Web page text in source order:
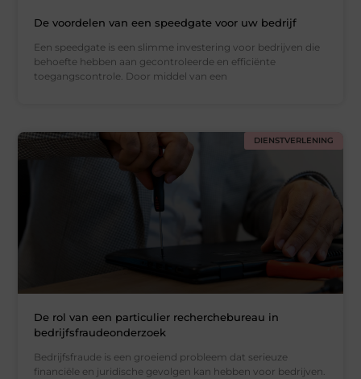
De voordelen van een speedgate voor uw bedrijf
Een speedgate is een slimme investering voor bedrijven die
behoefte hebben aan gecontroleerde en efficiënte
toegangscontrole. Door middel van een
DIENSTVERLENING
De rol van een particulier recherchebureau in
bedrijfsfraudeonderzoek
Bedrijfsfraude is een groeiend probleem dat serieuze
financiële en juridische gevolgen kan hebben voor bedrijven.